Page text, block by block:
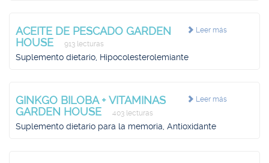
Leer más
ACEITE DE PESCADO GARDEN
HOUSE
913 lecturas
Suplemento dietario, Hipocolesterolemiante
Leer más
GINKGO BILOBA + VITAMINAS
GARDEN HOUSE
403 lecturas
Suplemento dietario para la memoria, Antioxidante